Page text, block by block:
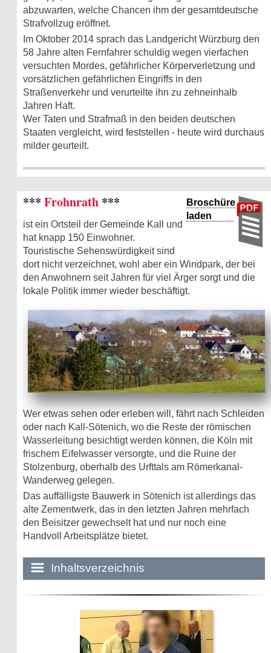
abzuwarten, welche Chancen ihm der gesamtdeutsche
Strafvollzug eröffnet.
Im Oktober 2014 sprach das Landgericht Würzburg den
58 Jahre alten Fernfahrer schuldig wegen vierfachen
versuchten Mordes, gefährlicher Körperverletzung und
vorsätzlichen gefährlichen Eingriffs in den
Straßenverkehr und verurteilte ihn zu zehneinhalb
Jahren Haft.
Wer Taten und Strafmaß in den beiden deutschen
Staaten vergleicht, wird feststellen - heute wird durchaus
milder geurteilt.
Broschüre
laden
*** Frohnrath ***
ist ein Ortsteil der Gemeinde Kall und
hat knapp 150 Einwohner.
Touristische Sehenswürdigkeit sind
dort nicht verzeichnet, wohl aber ein Windpark, der bei
den Anwohnern seit Jahren für viel Ärger sorgt und die
lokale Politik immer wieder beschäftigt.
Wer etwas sehen oder erleben will, fährt nach Schleiden
oder nach Kall-Sötenich, wo die Reste der römischen
Wasserleitung besichtigt werden können, die Köln mit
frischem Eifelwasser versorgte, und die Ruine der
Stolzenburg, oberhalb des Urfttals am Römerkanal-
Wanderweg gelegen.
Das auffälligste Bauwerk in Sötenich ist allerdings das
alte Zementwerk, das in den letzten Jahren mehrfach
den Beisitzer gewechselt hat und nur noch eine
Handvoll Arbeitsplätze bietet.
Inhaltsverzeichnis
Historie:
Die dunkle Seite